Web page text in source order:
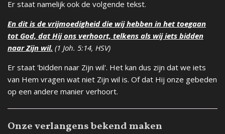
Er staat namelijk ook de volgende tekst.
En dit is de vrijmoedigheid die wij hebben in het toegaan
tot God, dat Hij ons verhoort, telkens als wij iets bidden
naar Zijn wil. (1 Joh. 5:14, HSV)
Er staat 'bidden naar Zijn wil'. Het kan dus zijn dat we iets
van Hem vragen wat niet Zijn wil is. Of dat Hij onze gebeden
op een andere manier verhoort.
Onze verlangens bekend maken